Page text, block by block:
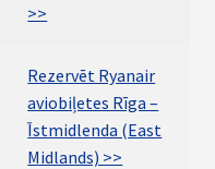
>>
Rezervēt Ryanair
aviobiļetes Rīga –
Īstmidlenda (East
Midlands) >>